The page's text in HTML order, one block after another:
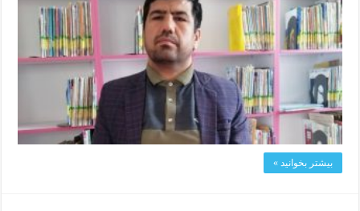
بیشتر بخوانید »